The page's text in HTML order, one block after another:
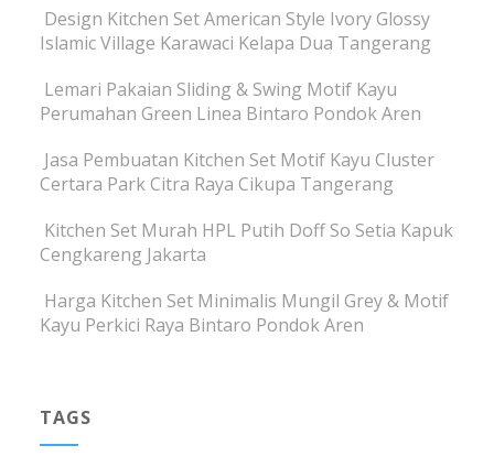
Design Kitchen Set American Style Ivory Glossy
Islamic Village Karawaci Kelapa Dua Tangerang
Lemari Pakaian Sliding & Swing Motif Kayu
Perumahan Green Linea Bintaro Pondok Aren
Jasa Pembuatan Kitchen Set Motif Kayu Cluster
Certara Park Citra Raya Cikupa Tangerang
Kitchen Set Murah HPL Putih Doff So Setia Kapuk
Cengkareng Jakarta
Harga Kitchen Set Minimalis Mungil Grey & Motif
Kayu Perkici Raya Bintaro Pondok Aren
TAGS